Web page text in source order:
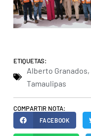
ETIQUETAS:
Alberto Granados,
Tamaulipas
COMPARTIR NOTA:
FACEBOOK